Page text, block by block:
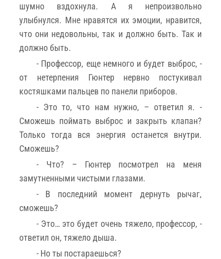
шумно вздохнула. А я непроизвольно
улыбнулся. Мне нравятся их эмоции, нравится,
что они недовольны, так и должно быть. Так и
должно быть.
- Профессор, еще немного и будет выброс, -
от нетерпения Гюнтер нервно постукивал
костяшками пальцев по панели приборов.
- Это то, что нам нужно, – ответил я. -
Сможешь поймать выброс и закрыть клапан?
Только тогда вся энергия останется внутри.
Сможешь?
- Что? – Гюнтер посмотрел на меня
замутненными чистыми глазами.
- В последний момент дернуть рычаг,
сможешь?
- Это… это будет очень тяжело, профессор, -
ответил он, тяжело дыша.
- Но ты постараешься?